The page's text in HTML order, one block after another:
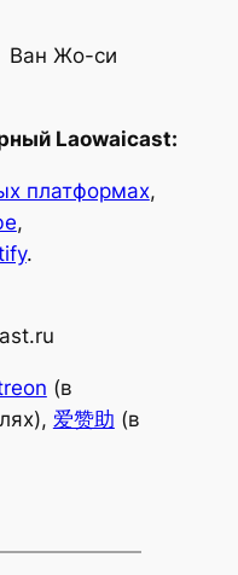
Ван Жо-си
Laowaicast:
платформах,
,
.
(в
爱赞助 (в